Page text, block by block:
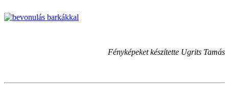
Fényképeket készítette Ugrits Tamás